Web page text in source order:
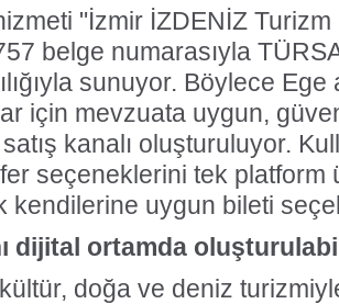
"İzmir İZDENİZ Turizm
belge numarasıyla
sunuyor. Böylece
için mevzuata uygun,
kanalı oluşturuluyor.
seçeneklerini tek platform
kendilerine uygun bileti
dijital ortamda
doğa ve deniz